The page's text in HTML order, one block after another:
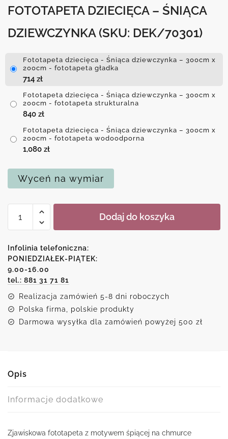
FOTOTAPETA DZIECIĘCA – ŚNIĄCA
DZIEWCZYNKA (SKU: DEK/70301)
Fototapeta dziecięca - Śniąca dziewczynka – 300cm x
200cm - fototapeta gładka
714 zł
Fototapeta dziecięca - Śniąca dziewczynka – 300cm x
200cm - fototapeta strukturalna
840 zł
Fototapeta dziecięca - Śniąca dziewczynka – 300cm x
200cm - fototapeta wodoodporna
1,080 zł
Wyceń na wymiar
Fototapeta
-
Śniąca
dziewczynka
Dodaj do koszyka
Infolinia telefoniczna:
PONIEDZIAŁEK-PIĄTEK:
9.00-16.00
tel.: 881 31 71 81
Realizacja zamówień 5-8 dni roboczych
Polska firma, polskie produkty
Darmowa wysyłka dla zamówień powyżej 500 zł
Opis
Informacje dodatkowe
Zjawiskowa fototapeta z motywem śpiącej na chmurce